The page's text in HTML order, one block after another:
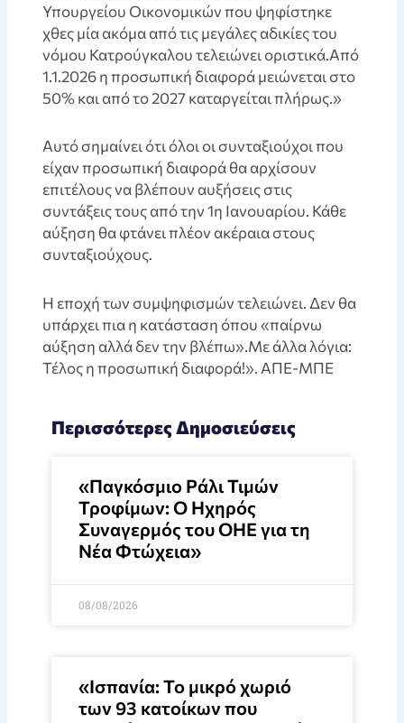
Υπουργείου Οικονομικών που ψηφίστηκε
χθες μία ακόμα από τις μεγάλες αδικίες του
νόμου Κατρούγκαλου τελειώνει οριστικά.Από
1.1.2026 η προσωπική διαφορά μειώνεται στο
50% και από το 2027 καταργείται πλήρως.»
Αυτό σημαίνει ότι όλοι οι συνταξιούχοι που
είχαν προσωπική διαφορά θα αρχίσουν
επιτέλους να βλέπουν αυξήσεις στις
συντάξεις τους από την 1η Ιανουαρίου. Κάθε
αύξηση θα φτάνει πλέον ακέραια στους
συνταξιούχους.
Η εποχή των συμψηφισμών τελειώνει. Δεν θα
υπάρχει πια η κατάσταση όπου «παίρνω
αύξηση αλλά δεν την βλέπω».Με άλλα λόγια:
Τέλος η προσωπική διαφορά!». ΑΠΕ-ΜΠΕ
Περισσότερες Δημοσιεύσεις
«Παγκόσμιο Ράλι Τιμών
Τροφίμων: Ο Ηχηρός
Συναγερμός του ΟΗΕ για τη
Νέα Φτώχεια»
08/08/2026
«Ισπανία: Το μικρό χωριό
των 93 κατοίκων που